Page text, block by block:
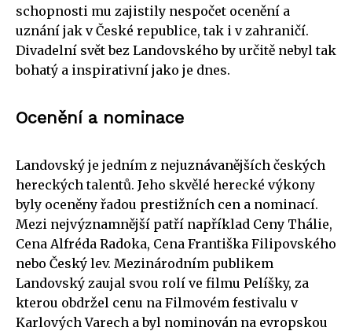
schopnosti mu zajistily nespočet ocenění a
uznání jak v České republice, tak i v zahraničí.
Divadelní svět bez Landovského by určitě nebyl tak
bohatý a inspirativní jako je dnes.
Ocenění a nominace
Landovský je jedním z nejuznávanějších českých
hereckých talentů. Jeho skvělé herecké výkony
byly oceněny řadou prestižních cen a nominací.
Mezi nejvýznamnější patří například Ceny Thálie,
Cena Alfréda Radoka, Cena Františka Filipovského
nebo Český lev. Mezinárodním publikem
Landovský zaujal svou rolí ve filmu Pelíšky, za
kterou obdržel cenu na Filmovém festivalu v
Karlových Varech a byl nominován na evropskou